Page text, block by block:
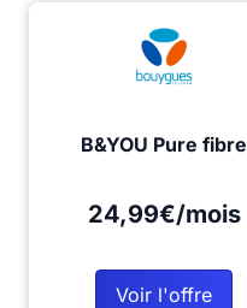
B&YOU Pure fibre
24,99€/mois
Voir l'offre